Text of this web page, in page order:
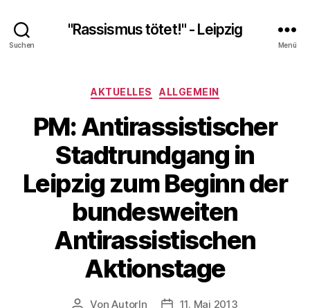
Suchen
"Rassismus tötet!" - Leipzig
Menü
Kategorien
AKTUELLES ALLGEMEIN
PM: Antirassistischer
Stadtrundgang in
Leipzig zum Beginn der
bundesweiten
Antirassistischen
Aktionstage
Beitragsautor
VonAutorIn Veröffentlichungsdatum
11. Mai 2013